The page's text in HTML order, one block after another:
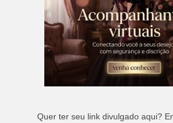
Quer ter seu link divulgado aqui?